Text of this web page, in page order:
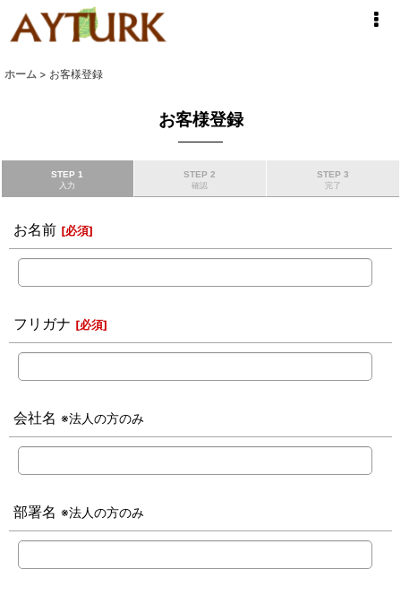
ホーム > お客様登録
お客様登録
STEP 1
入力
STEP 2
確認
STEP 3
完了
お名前 [必須]
フリガナ [必須]
会社名 ※法人の方のみ
部署名 ※法人の方のみ